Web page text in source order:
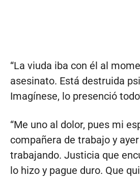
“La viuda iba con él al
asesinato. Está destruida
Imagínese, lo presenció
“Me uno al dolor, pues mi
compañera de trabajo y
trabajando. Justicia que
lo hizo y pague duro. Que